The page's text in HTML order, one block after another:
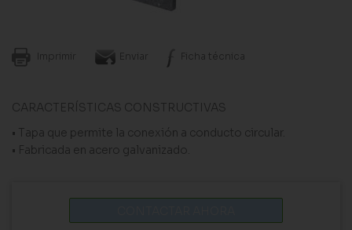
Imprimir Enviar Ficha técnica
CARACTERÍSTICAS CONSTRUCTIVAS
• Tapa que permite la conexión a conducto circular.
• Fabricada en acero galvanizado.